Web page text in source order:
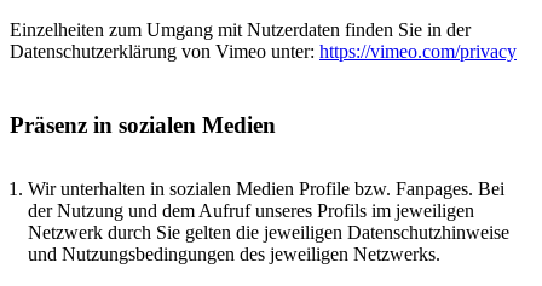
Einzelheiten zum Umgang mit Nutzerdaten finden Sie in der
Datenschutzerklärung von Vimeo unter: https://vimeo.com/privacy
Präsenz in sozialen Medien
Wir unterhalten in sozialen Medien Profile bzw. Fanpages. Bei
der Nutzung und dem Aufruf unseres Profils im jeweiligen
Netzwerk durch Sie gelten die jeweiligen Datenschutzhinweise
und Nutzungsbedingungen des jeweiligen Netzwerks.